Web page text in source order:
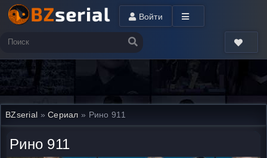
Войти
BZserial »Сериал » Рино 911
Рино 911